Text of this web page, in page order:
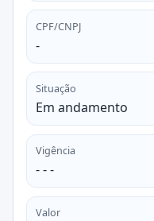
CPF/CNPJ
-
Situação
Em andamento
Vigência
- - -
Valor